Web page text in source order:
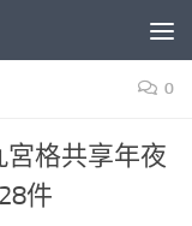
0
宮格共享年夜
件